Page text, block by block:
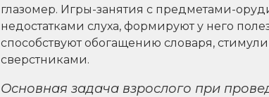
глазомер. Игры-занятия с предметами-
недостатками слуха, формируют у него
способствуют обогащению словаря,
сверстниками.
Основная задача взрослого при